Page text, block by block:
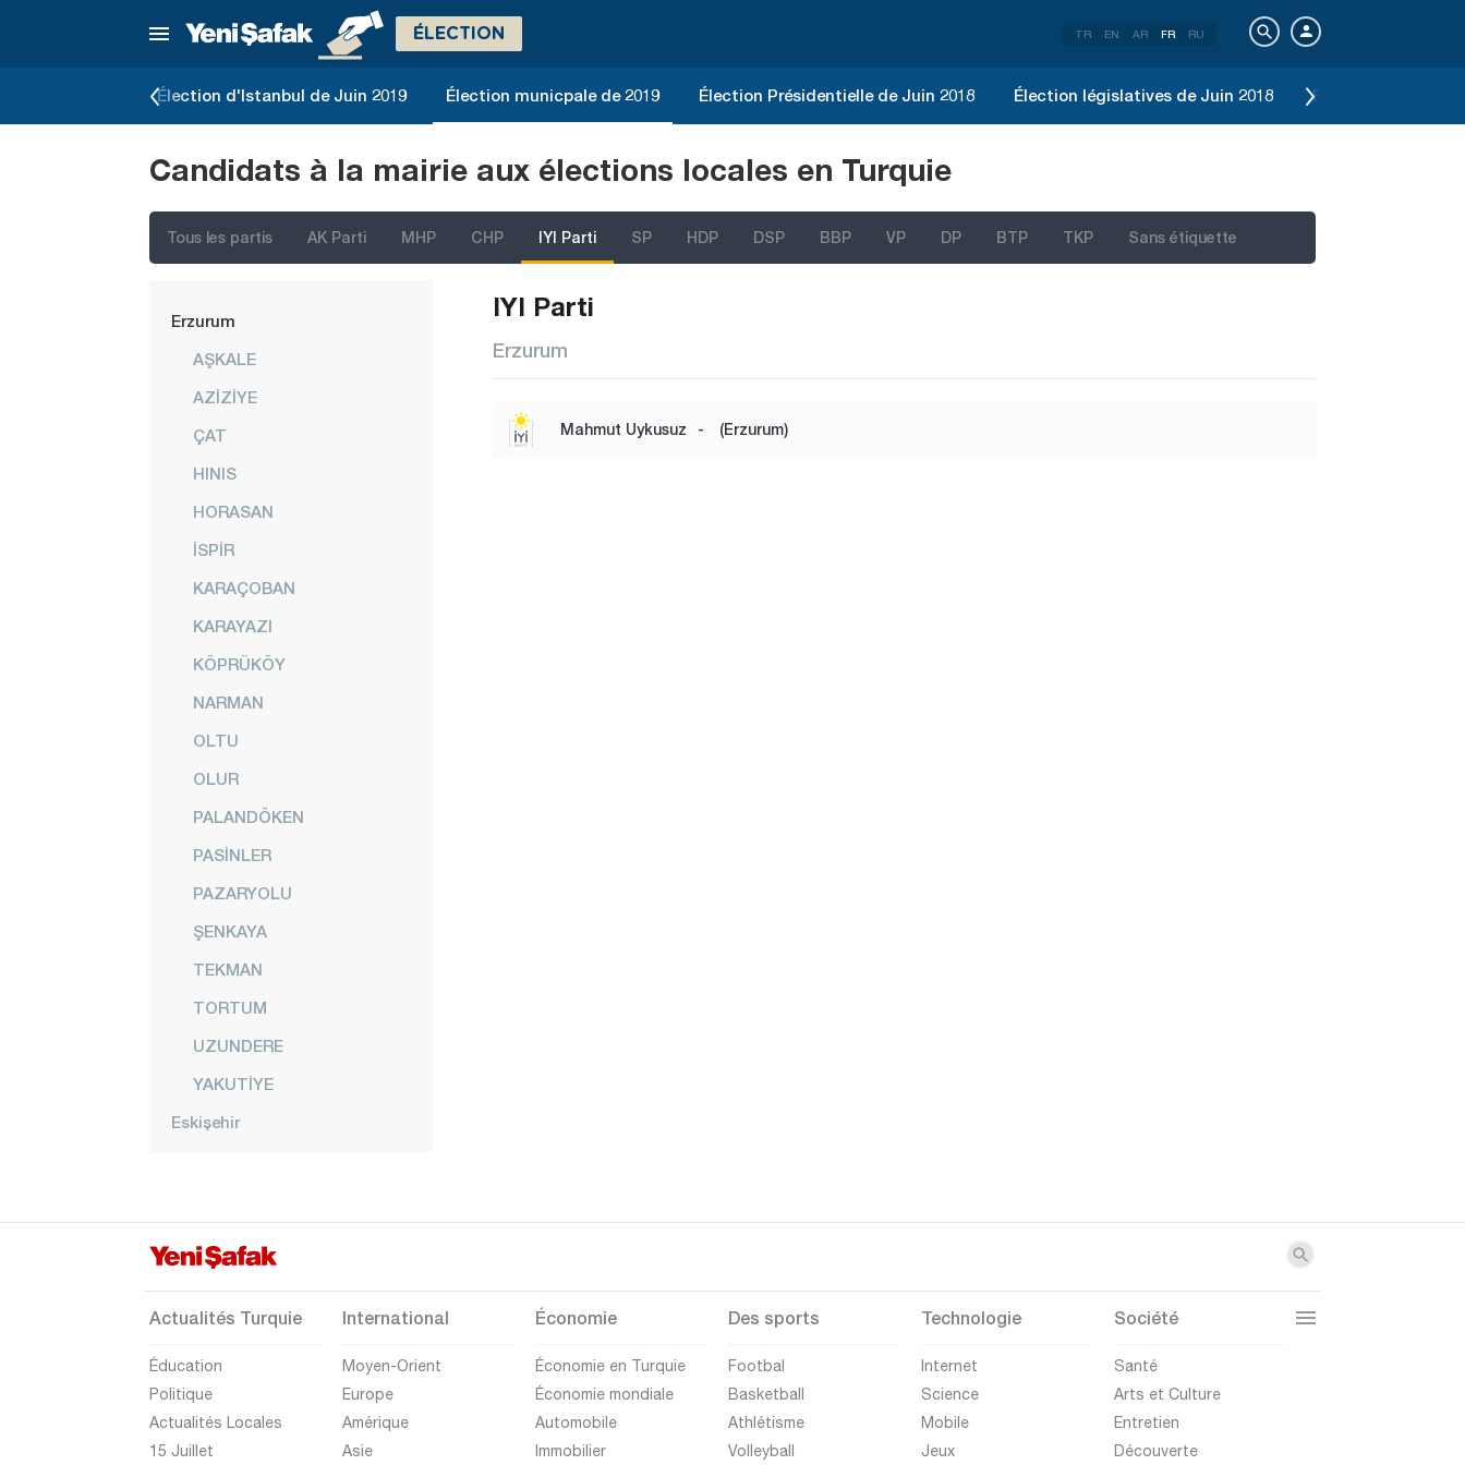
ÉLECTION TR EN AR FR RU
Élection d'Istanbul de Juin 2019 Élection municpale de 2019 Élection Présidentielle de Juin 2018 Élection législatives de Juin 2018 Référendum
Candidats à la mairie aux élections locales en Turquie
Tous les partis AK Parti MHP CHP IYI Parti SP HDP DSP BBP VP DP BTP TKP Sans étiquette
Denizli
Diyarbakır
Düzce
Elazığ
Erzurum
AŞKALE
AZİZİYE
ÇAT
HINIS
HORASAN
İSPİR
KARAÇOBAN
KARAYAZI
KÖPRÜKÖY
NARMAN
OLTU
OLUR
PALANDÖKEN
PASİNLER
PAZARYOLU
ŞENKAYA
TEKMAN
TORTUM
UZUNDERE
YAKUTİYE
Eskişehir
Hakkari
Hatay
Isparta
Kahramanmaraş
IYI Parti
Erzurum
Mahmut Uykusuz - (Erzurum)
Actualités Turquie
Éducation
Politique
Actualités Locales
15 Juillet
International
Moyen-Orient
Europe
Amérique
Asie
Économie
Économie en Turquie
Économie mondiale
Automobile
Immobilier
Des sports
Footbal
Basketball
Athlétisme
Volleyball
Technologie
Internet
Science
Mobile
Jeux
Société
Santé
Arts et Culture
Entretien
Découverte